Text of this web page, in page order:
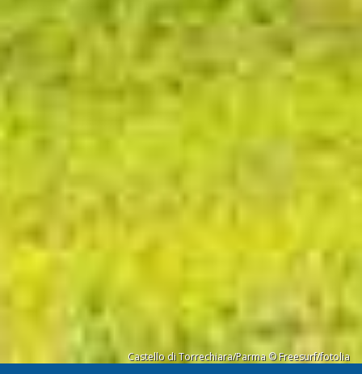
Castello di Torrechiara/Parma © Freesurf/fotolia